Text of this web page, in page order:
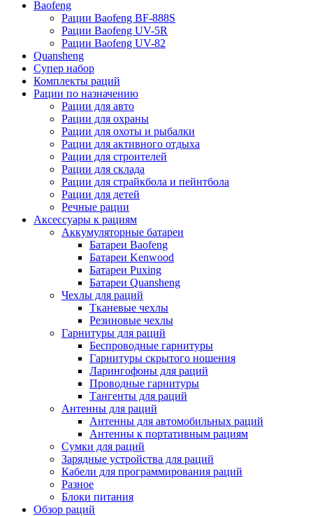
Baofeng
Рации Baofeng BF-888S
Рации Baofeng UV-5R
Рации Baofeng UV-82
Quansheng
Супер набор
Комплекты раций
Рации по назначению
Рации для авто
Рации для охраны
Рации для охоты и рыбалки
Рации для активного отдыха
Рации для строителей
Рации для склада
Рации для страйкбола и пейнтбола
Рации для детей
Речные рации
Аксессуары к рациям
Аккумуляторные батареи
Батареи Baofeng
Батареи Kenwood
Батареи Puxing
Батареи Quansheng
Чехлы для раций
Тканевые чехлы
Резиновые чехлы
Гарнитуры для раций
Беспроводные гарнитуры
Гарнитуры скрытого ношения
Ларингофоны для раций
Проводные гарнитуры
Тангенты для раций
Антенны для раций
Антенны для автомобильных раций
Антенны к портативным рациям
Сумки для раций
Зарядные устройства для раций
Кабели для программирования раций
Разное
Блоки питания
Обзор раций